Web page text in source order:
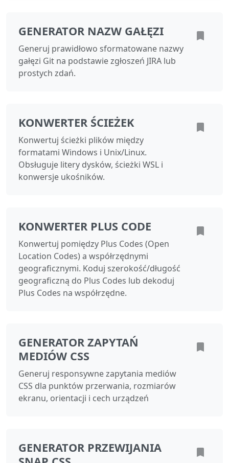
GENERATOR NAZW GAŁĘZI
Generuj prawidłowo sformatowane nazwy
gałęzi Git na podstawie zgłoszeń JIRA lub
prostych zdań.
KONWERTER ŚCIEŻEK
Konwertuj ścieżki plików między
formatami Windows i Unix/Linux.
Obsługuje litery dysków, ścieżki WSL i
konwersje ukośników.
KONWERTER PLUS CODE
Konwertuj pomiędzy Plus Codes (Open
Location Codes) a współrzędnymi
geograficznymi. Koduj szerokość/długość
geograficzną do Plus Codes lub dekoduj
Plus Codes na współrzędne.
GENERATOR ZAPYTAŃ
MEDIÓW CSS
Generuj responsywne zapytania mediów
CSS dla punktów przerwania, rozmiarów
ekranu, orientacji i cech urządzeń
GENERATOR PRZEWIJANIA